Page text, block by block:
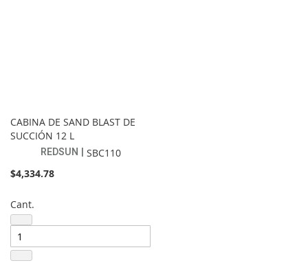
CABINA DE SAND BLAST DE
SUCCIÓN 12 L
REDSUN
SBC110
$4,334.78
Cant.